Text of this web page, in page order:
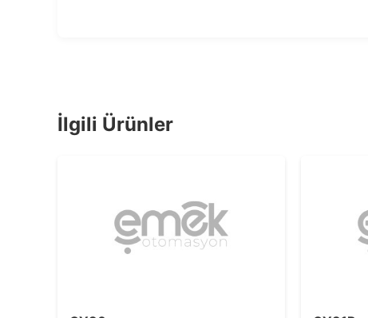
İlgili Ürünler